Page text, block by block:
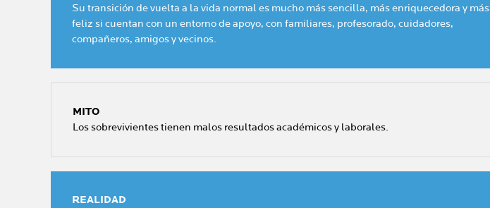
Su transición de vuelta a la vida normal es mucho más sencilla, más enriquecedora y más
feliz si cuentan con un entorno de apoyo, con familiares, profesorado, cuidadores,
compañeros, amigos y vecinos.
MITO
Los sobrevivientes tienen malos resultados académicos y laborales.
REALIDAD